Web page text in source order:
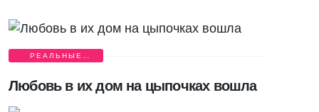
РЕАЛЬНЫЕ
Любовь в их дом на цыпочках вошла